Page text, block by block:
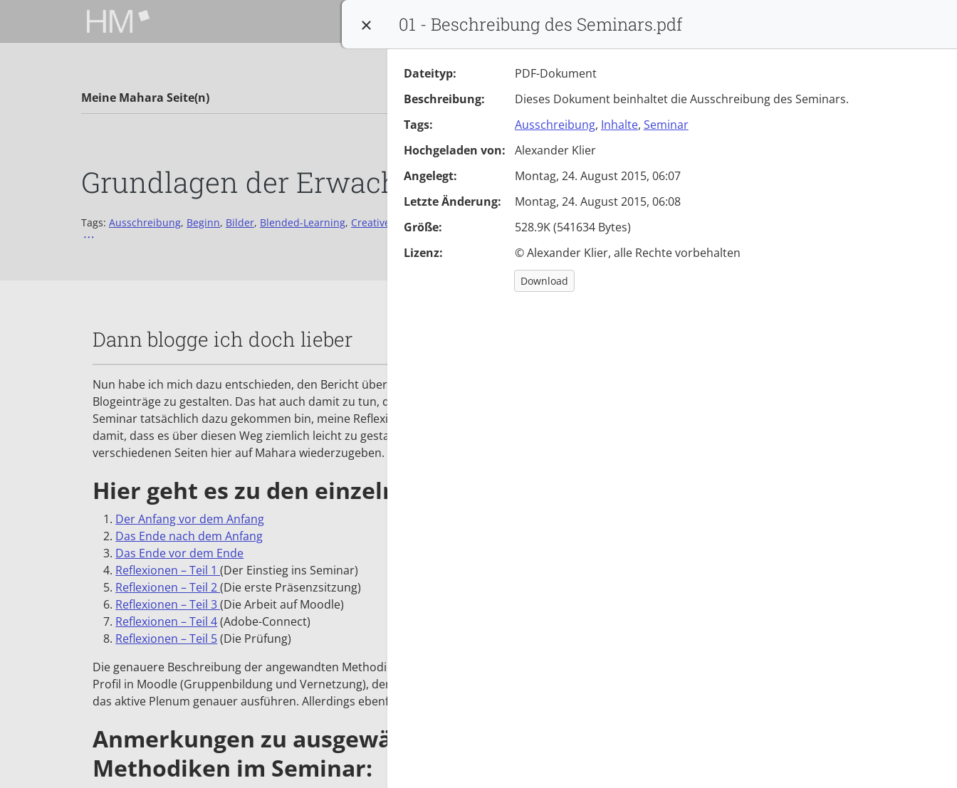
Zum Hauptinhalt zurückspringen Sprache:
Meine Mahara Seite(n) Du bist auf der Seite 3/6
Grundlagen der Erwachsenenbildung
Tags: Ausschreibung, Beginn, Bilder, Blended-Learning, Creative Commons, Demokratiebildung,Demokratiekompetenzen
Konfiguration beenden
01 - Beschreibung des Seminars.pdf
Dateityp:
PDF-Dokument
Beschreibung:
Dieses Dokument beinhaltet die Ausschreibung des Seminars.
Tags:
Ausschreibung, Inhalte, Seminar
Hochgeladen von:
Alexander Klier
Angelegt:
Montag, 24. August 2015, 06:07
Letzte Änderung:
Montag, 24. August 2015, 06:08
Größe:
528.9K (541634 Bytes)
Lizenz:
© Alexander Klier, alle Rechte vorbehalten
Download
Dann blogge ich doch lieber
Nun habe ich mich dazu entschieden, den Bericht über das Seminar vollständig als
Blogeinträge zu gestalten. Das hat auch damit zu tun, dass ich erst eine Weile nach dem
Seminar tatsächlich dazu gekommen bin, meine Reflexionen dazu anzustellen. Aber auch
damit, dass es über diesen Weg ziemlich leicht zu gestalten ist, meine Gedanken auf
verschiedenen Seiten hier auf Mahara wiederzugeben.
Hier geht es zu den einzelnen Beiträgen:
Der Anfang vor dem Anfang
Das Ende nach dem Anfang
Das Ende vor dem Ende
Reflexionen – Teil 1(Der Einstieg ins Seminar)
Reflexionen – Teil 2(Die erste Präsenzsitzung)
Reflexionen – Teil 3(Die Arbeit auf Moodle)
Reflexionen – Teil 4(Adobe-Connect)
Reflexionen – Teil 5(Die Prüfung)
Die genauere Beschreibung der angewandten Methodik werde ich nur in Bezug auf das
Profil in Moodle (Gruppenbildung und Vernetzung), den umgedrehten Klassenraum und
das aktive Plenum genauer ausführen. Allerdings ebenfalls als Blogbeitrag.
Anmerkungen zu ausgewählten
Methodiken im Seminar: